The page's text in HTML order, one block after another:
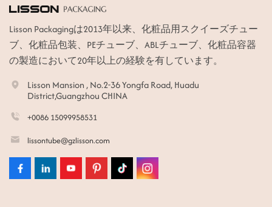
Lisson Packagingは2013年以来、化粧品用スクイーズチュー
ブ、化粧品包装、PEチューブ、ABLチューブ、化粧品容器
の製造において20年以上の経験を有しています。
Lisson Mansion , No.2-36 Yongfa Road, Huadu
District,Guangzhou CHINA
+0086 15099958531
lissontube@gzlisson.com